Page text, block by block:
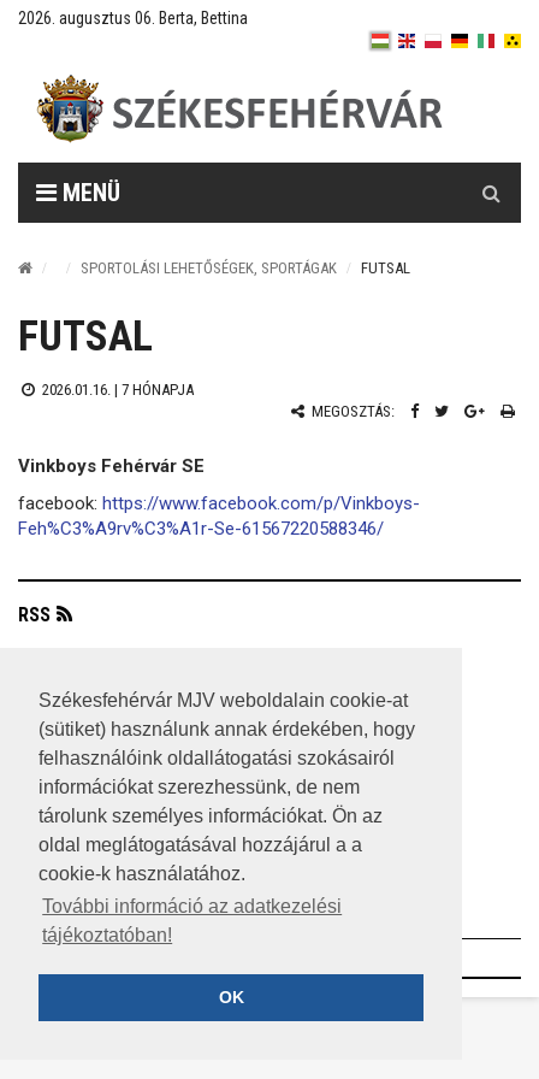
Székesfehérvár MJV weboldalain cookie-at
(sütiket) használunk annak érdekében, hogy
felhasználóink oldallátogatási szokásairól
információkat szerezhessünk, de nem
tárolunk személyes információkat. Ön az
oldal meglátogatásával hozzájárul a a
cookie-k használatához.
További információ az adatkezelési
tájékoztatóban!
OK
2026. augusztus 06. Berta, Bettina
MENÜ
SPORTOLÁSI LEHETŐSÉGEK, SPORTÁGAK FUTSAL
FUTSAL
2026.01.16. | 7 HÓNAPJA
MEGOSZTÁS:
Vinkboys Fehérvár SE
facebook: https://www.facebook.com/p/Vinkboys-
Feh%C3%A9rv%C3%A1r-Se-61567220588346/
RSS
JOGI NYILATKOZAT
IMPRESSZUM
MÉDIAAJÁNLAT
KÖZÉRDEKŰ ADATOK
ADATVÉDELEM